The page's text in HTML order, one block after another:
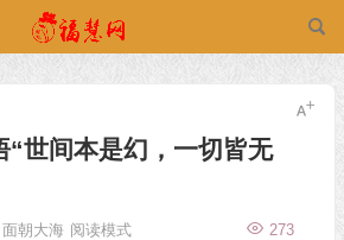
“世间本是幻，一切皆无
面朝大海 273
阅读模式